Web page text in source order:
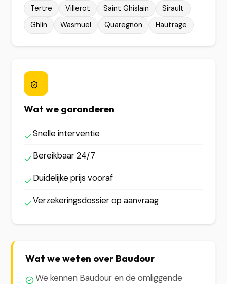
Tertre Villerot Saint Ghislain
Sirault
Ghlin
Wasmuel Quaregnon Hautrage
Wat we garanderen
Snelle interventie
Bereikbaar 24/7
Duidelijke prijs vooraf
Verzekeringsdossier op aanvraag
Wat we weten over Baudour
We kennen Baudour en de omliggende